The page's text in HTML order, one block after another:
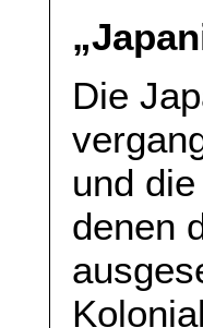
Die
und
denen